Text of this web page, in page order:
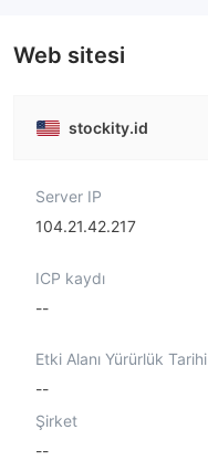
Web sitesi
stockity.id
Server IP
104.21.42.217
ICP kaydı
--
Etki Alanı Yürürlük Tarihi
--
Şirket
--